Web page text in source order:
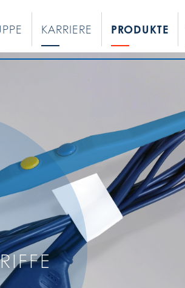
KARRIERE PRODUKTE